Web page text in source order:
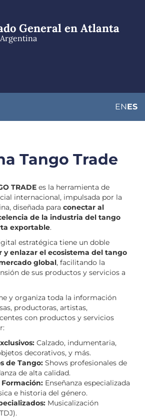
General en Atlanta
ENES
Tango Trade
TRADE es la herramienta de
internacional, impulsada por la
diseñada para conectar al
de la industria del tango
exportable.
estratégica tiene un doble
y enlazar el ecosistema del tango
global, facilitando la
de sus productos y servicios a
y organiza toda la información
productoras, artistas,
con productos y servicios
Calzado, indumentaria,
decorativos, y más.
de Tango: Shows profesionales de
de alta calidad.
Formación: Enseñanza especializada
e historia del género.
Musicalización